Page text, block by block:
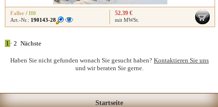
Faller / H0
Art.-Nr.: 190143-28
52.39 €
mit MWSt.
1 • 2 Nächste
Haben Sie nicht gefunden wonach Sie gesucht haben?Kontaktieren Sie uns
und wir beraten Sie gerne.
Startseite